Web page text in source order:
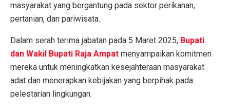
masyarakat yang bergantung pada sektor perikanan,
pertanian, dan pariwisata.
Dalam serah terima jabatan pada 5 Maret 2025, Bupati
dan Wakil Bupati Raja Ampat menyampaikan komitmen
mereka untuk meningkatkan kesejahteraan masyarakat
adat dan menerapkan kebijakan yang berpihak pada
pelestarian lingkungan.